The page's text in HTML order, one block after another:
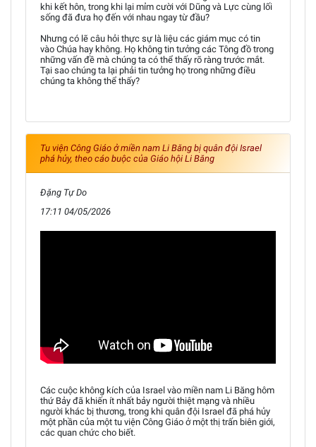
khi kết hôn, trong khi lại mỉm cười với Dũng và Lực cùng lối
sống đã đưa họ đến với nhau ngay từ đầu?
Nhưng có lẽ câu hỏi thực sự là liệu các giám mục có tin
vào Chúa hay không. Họ không tin tưởng các Tông đồ trong
những vấn đề mà chúng ta có thể thấy rõ ràng trước mắt.
Tại sao chúng ta lại phải tin tưởng họ trong những điều
chúng ta không thể thấy?
Tu viện Công Giáo ở miền nam Li Băng bị quân đội Israel
phá hủy, theo cáo buộc của Giáo hội Li Băng
Đặng Tự Do
17:11 04/05/2026
Các cuộc không kích của Israel vào miền nam Li Băng hôm
thứ Bảy đã khiến ít nhất bảy người thiệt mạng và nhiều
người khác bị thương, trong khi quân đội Israel đã phá hủy
một phần của một tu viện Công Giáo ở một thị trấn biên giới,
các quan chức cho biết.